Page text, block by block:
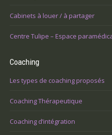
Cabinets à louer / à partager
Centre Tulipe – Espace
Coaching
Les types de coaching proposés
Coaching Thérapeutique
Coaching d’intégration